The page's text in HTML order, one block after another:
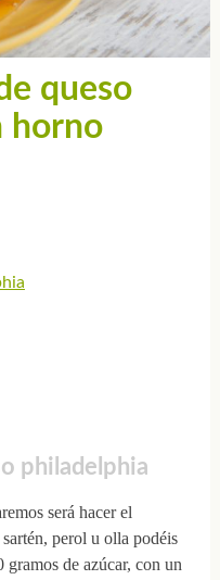
queso
horno
philadelphia
será hacer el
perol u olla podéis
gramos de azúcar, con un